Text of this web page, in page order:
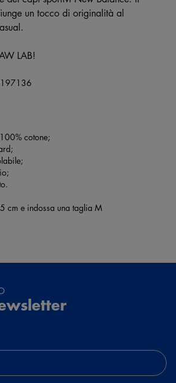
un tocco di originalità al
LAB!
cotone;
cm e indossa una taglia M